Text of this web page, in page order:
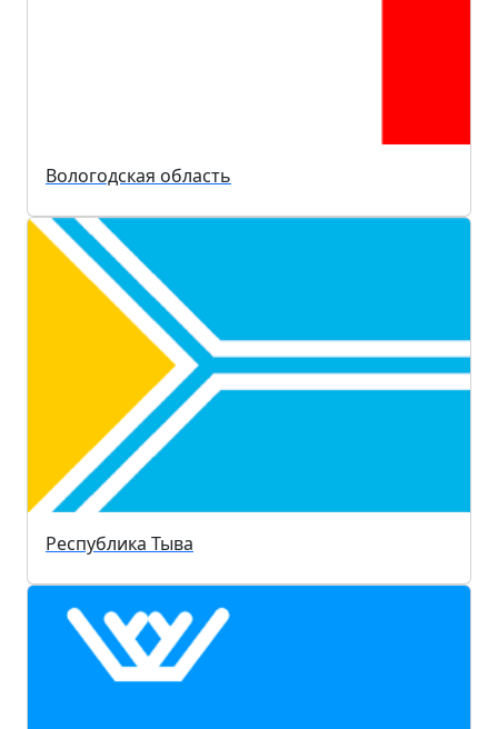
Вологодская область
Республика Тыва